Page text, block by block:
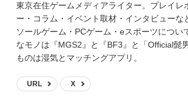
東京在住ゲームメディアライター。プレイレ
ー・コラム・イベント取材・インタビューな
ソールゲーム・PCゲーム・eスポーツについ
なモノは『MGS2』と『BF3』と「Official髭
ものは湿気とマッチングアプリ。
URL X